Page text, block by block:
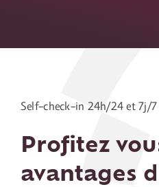
Self-check-in 24h/24 et 7j/
Profitez
avantages